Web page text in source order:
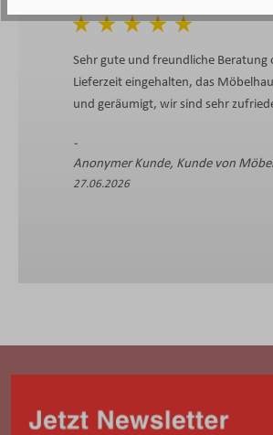
Sehr gute und freundliche Beratung
Lieferzeit eingehalten, das
und geräumigt, wir sind sehr
Anonymer Kunde, Kunde von
27.06.2026